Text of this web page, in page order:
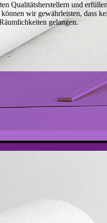
Qualitätsherstellern und
wir gewährleisten, dass
gelangen.